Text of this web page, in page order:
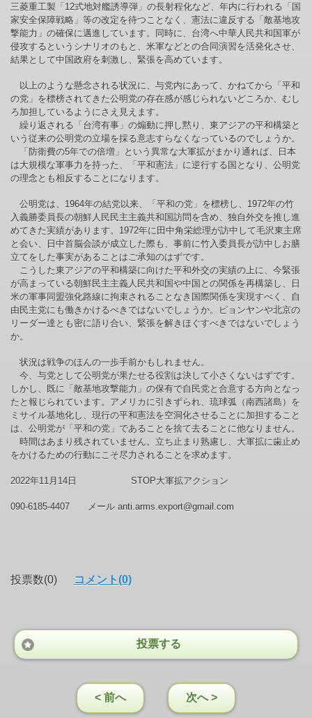
三菱重工製「12式地対艦誘導弾」の長射程化など、年内に行われる「国
家安全保障戦略」等の改定を待つことなく、憲法に違反する「敵基地攻
撃能力」の確保に邁進しています。同時に、台湾へ中華人民共和国軍が
侵攻するというシナリオのもと、米軍などとの合同演習を活発化させ、
結果として中国政府を刺激し、緊張を高めています。
以上のような懸念される状況に、与党内にあって、かねてから「平和
の党」を標榜されてきた公明党の存在感が感じられないどころか、むし
ろ加担しているようにさえ見えます。
繰り返される「台湾有事」の煽動に押し黙り、東アジアの平和構築と
いう従来の公明党の立場を採る意志すらなくなっているのでしょうか。
「防衛費の5年での倍増」という異常な大軍拡がまかり通れば、日本
は大規模な軍事力を持った、「平和憲法」に逆行する国となり、公明党
の理念とも相反することになります。
公明党は、1964年の結党以来、「平和の党」を標榜し、1972年の竹
入義勝委員長の朝鮮人民民主主義共和国訪問を含め、独自外交を推し進
めてきた実績があります。1972年に田中角栄総理が訪中して毛沢東主席
と会い、日中首脳会談が成立した際も、事前に竹入委員長が訪中しお膳
立てをした事実があることはご承知のはずです。
こうした東アジアの平和構築に向けた平和外交の実績の上に、今緊張
が高まっている朝鮮民主主義人民共和国や中国との関係を再構築し、日
米の軍事同盟強化路線に拘束されることなき国際関係を実現すべく、自
由民主党にも働きかけるべきではないでしょうか。ピョンヤンや北京の
リーダー達とも密に語り合い、緊張を解きほぐすべきではないでしょう
か。
状況は戦争のほんの一歩手前かもしれません。
今、与党として公明党が果たせる役割は決して小さくないはずです。
しかし、既に「敵基地攻撃能力」の保有で自民党と合意する方向となっ
たと報じられています。アメリカに引きずられ、琉球弧（南西諸島）を
ミサイル基地化し、現行の平和憲法を空洞化させることに加担すること
は、公明党が「平和の党」であることを捨て去ることに他なりません。
時間はあまり残されていません。立ち止まり熟慮し、大軍拡に歯止め
をかけるための行動にこそ尽力されることを求めます。
2022年11月14日 STOP大軍拡アクション
090-6185-4407 メール anti.arms.export@gmail.com
投票数(0) コメント(0)
投票する
< 前へ 次へ >